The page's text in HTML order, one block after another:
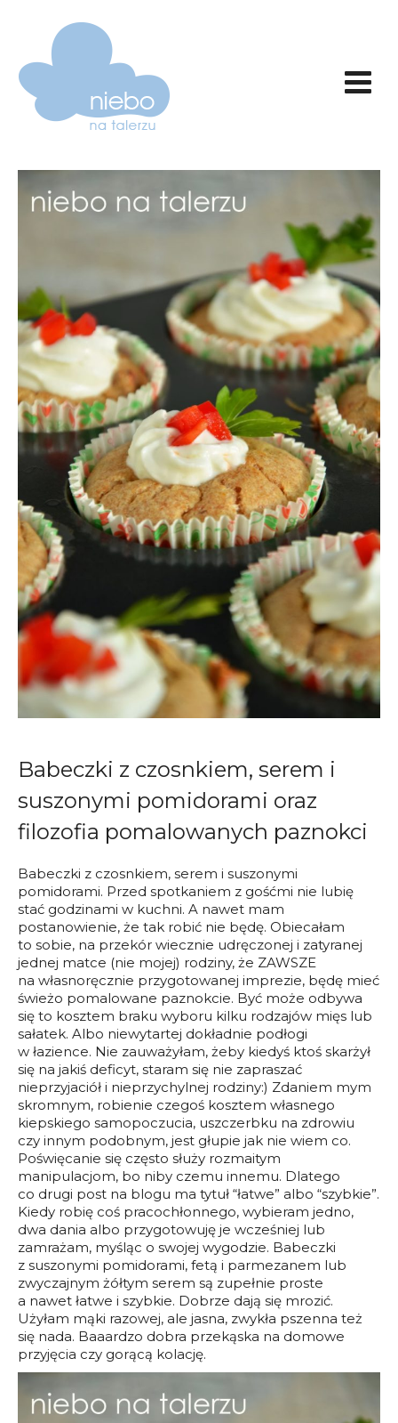
Babeczki z czosnkiem, serem i
suszonymi pomidorami oraz
filozofia pomalowanych paznokci
Babeczki z czosnkiem, serem i suszonymi
pomidorami. Przed spotkaniem z gośćmi nie lubię
stać godzinami w kuchni. A nawet mam
postanowienie, że tak robić nie będę. Obiecałam
to sobie, na przekór wiecznie udręczonej i zatyranej
jednej matce (nie mojej) rodziny, że ZAWSZE
na własnoręcznie przygotowanej imprezie, będę mieć
świeżo pomalowane paznokcie. Być może odbywa
się to kosztem braku wyboru kilku rodzajów mięs lub
sałatek. Albo niewytartej dokładnie podłogi
w łazience. Nie zauważyłam, żeby kiedyś ktoś skarżył
się na jakiś deficyt, staram się nie zapraszać
nieprzyjaciół i nieprzychylnej rodziny:) Zdaniem mym
skromnym, robienie czegoś kosztem własnego
kiepskiego samopoczucia, uszczerbku na zdrowiu
czy innym podobnym, jest głupie jak nie wiem co.
Poświęcanie się często służy rozmaitym
manipulacjom, bo niby czemu innemu. Dlatego
co drugi post na blogu ma tytuł “łatwe” albo “szybkie”.
Kiedy robię coś pracochłonnego, wybieram jedno,
dwa dania albo przygotowuję je wcześniej lub
zamrażam, myśląc o swojej wygodzie. Babeczki
z suszonymi pomidorami, fetą i parmezanem lub
zwyczajnym żółtym serem są zupełnie proste
a nawet łatwe i szybkie. Dobrze dają się mrozić.
Użyłam mąki razowej, ale jasna, zwykła pszenna też
się nada. Baaardzo dobra przekąska na domowe
przyjęcia czy gorącą kolację.